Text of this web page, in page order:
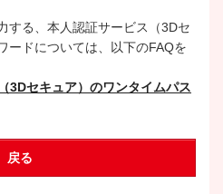
する、本人認証サービス（3Dセ
ードについては、以下のFAQを
3Dセキュア）のワンタイムパス
戻る